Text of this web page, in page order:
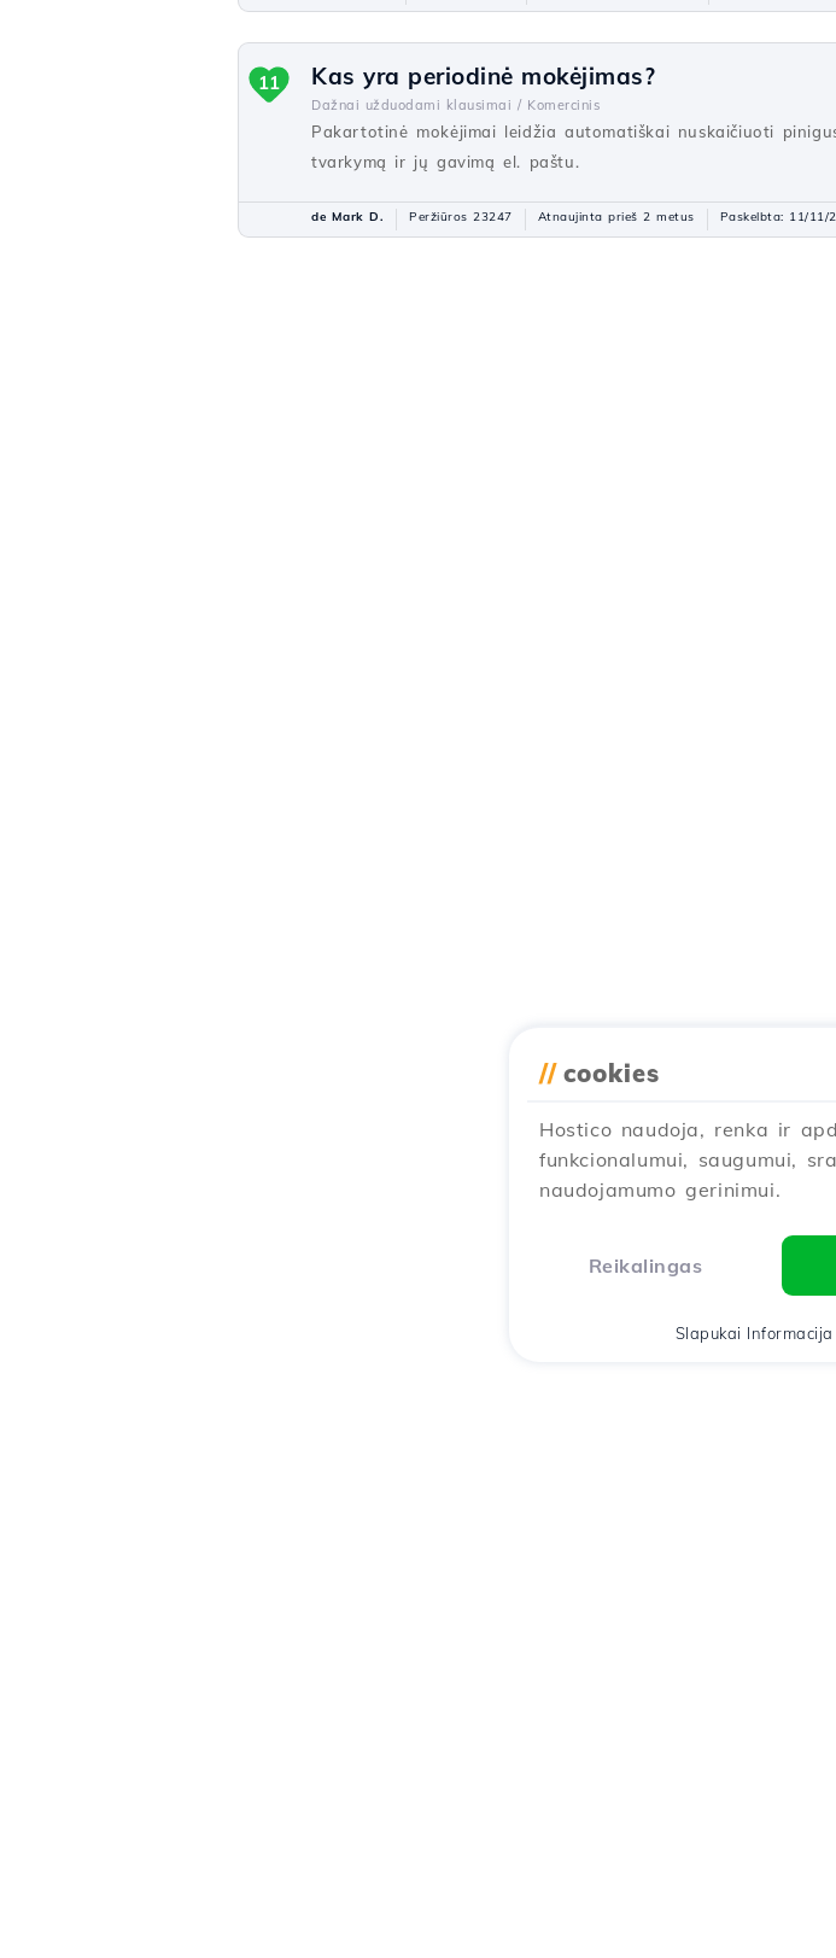
Kas yra periodinė mokėjimas?
Dažnai užduodami klausimai / Komercinis
Pakartotinė mokėjimai leidžia automatiškai nuskaičiuoti
tvarkymą ir jų gavimą el. paštu.
11
de Mark D. Peržiūros 23247 Atnaujinta prieš 2 metus Paskelbta: 11/11/
// cookies
Hostico naudoja, renka ir
funkcionalumui, saugumui,
naudojamumo gerinimui.
Reikalingas
Slapukai Informacija